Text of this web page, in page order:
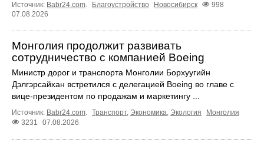
Источник: Babr24.com. Благоустройство Новосибирск
998
07.08.2026
Монголия продолжит развивать
сотрудничество с компанией Boeing
Министр дорог и транспорта Монголии Борхуугийн
Дэлгэрсайхан встретился с делегацией Boeing во главе с
вице-президентом по продажам и маркетингу ...
Источник: Babr24.com. Транспорт, Экономика, Экология
Монголия
3231
07.08.2026